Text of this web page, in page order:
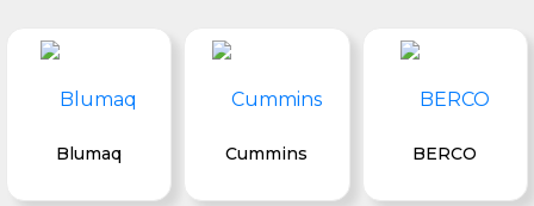
Blumaq Cummins BERCO